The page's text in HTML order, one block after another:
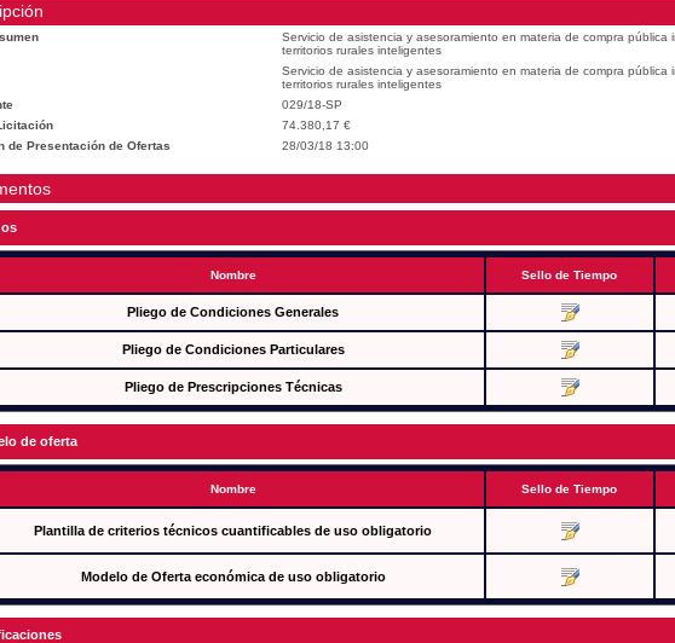
Servicio de asistencia y asesoramiento en materia de compra pública
territorios rurales inteligentes
Servicio de asistencia y asesoramiento en materia de compra pública
territorios rurales inteligentes
029/18-SP
74.380,17 €
de Presentación de Ofertas
28/03/18 13:00
Nombre Sello de Tiempo
Pliego de Condiciones Generales
Pliego de Condiciones Particulares
Pliego de Prescripciones Técnicas
de oferta
Nombre Sello de Tiempo
Plantilla de criterios técnicos cuantificables de uso obligatorio
Modelo de Oferta económica de uso obligatorio